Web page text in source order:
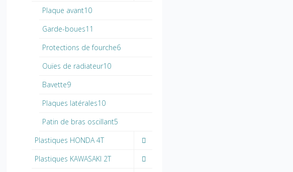
Plaque avant10
Garde-boues11
Protections de fourche6
Ouïes de radiateur10
Bavette9
Plaques latérales10
Patin de bras oscillant5
Plastiques HONDA 4T
Plastiques KAWASAKI 2T